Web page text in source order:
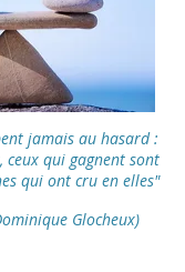
jamais au hasard :
ceux qui gagnent sont
qui ont cru en elles"
Glocheux)